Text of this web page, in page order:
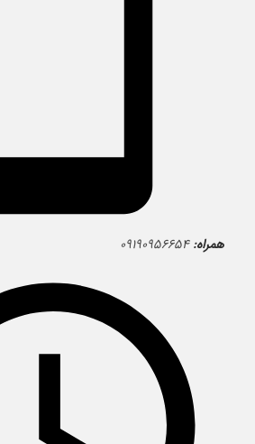
همراه: ۰۹۱۹۰۹۵۶۶۵۴